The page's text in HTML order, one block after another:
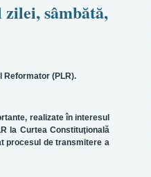
sâmbătă,
Reformator (PLR).
realizate în interesul
la Curtea Constituţională
procesul de transmitere a